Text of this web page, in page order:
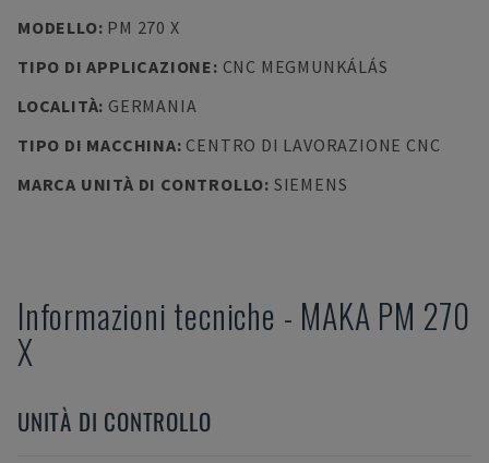
MODELLO: PM 270 X
TIPO DI APPLICAZIONE: CNC MEGMUNKÁLÁS
LOCALITÀ: GERMANIA
TIPO DI MACCHINA: CENTRO DI LAVORAZIONE CNC
MARCA UNITÀ DI CONTROLLO: SIEMENS
Informazioni tecniche - MAKA PM 270
X
UNITÀ DI CONTROLLO